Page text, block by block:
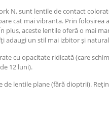
N, sunt lentile de contact
cat mai vibranta. Prin
aceste lentile oferă o mai
adaugi un stil mai izbitor și
cu opacitate ridicată (care
12 luni).
de lentile plane (fără dioptrii).